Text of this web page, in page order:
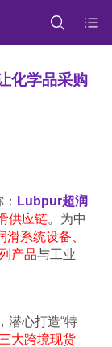
化学品采购
供应链。为中
系统设备、
产品与工业
潜心打造“特
三大跨境现货